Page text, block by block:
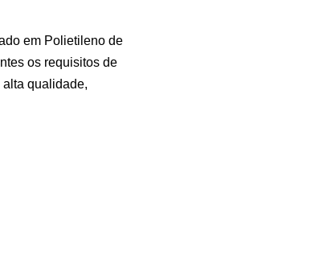
em Polietileno de
os requisitos de
qualidade,